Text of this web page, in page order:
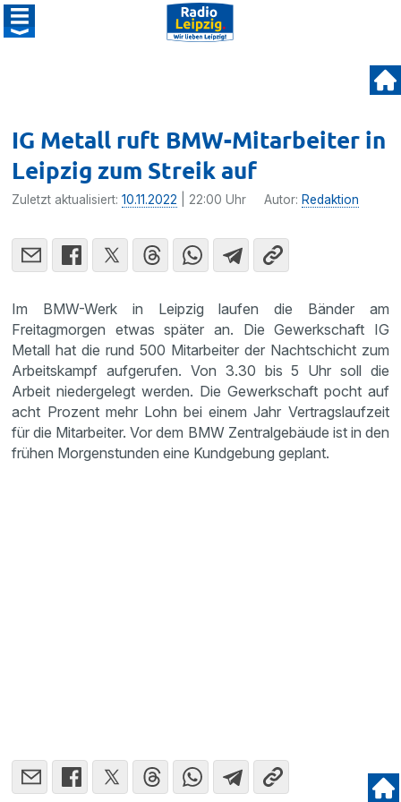
IG Metall ruft BMW-Mitarbeiter in
Leipzig zum Streik auf
Zuletzt aktualisiert:10.11.2022 | 22:00 Uhr Autor: Redaktion
Im BMW-Werk in Leipzig laufen die Bänder am
Freitagmorgen etwas später an. Die Gewerkschaft IG
Metall hat die rund 500 Mitarbeiter der Nachtschicht zum
Arbeitskampf aufgerufen. Von 3.30 bis 5 Uhr soll die
Arbeit niedergelegt werden. Die Gewerkschaft pocht auf
acht Prozent mehr Lohn bei einem Jahr Vertragslaufzeit
für die Mitarbeiter. Vor dem BMW Zentralgebäude ist in den
frühen Morgenstunden eine Kundgebung geplant.